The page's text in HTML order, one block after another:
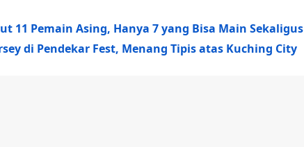
11 Pemain Asing, Hanya 7 yang Bisa Main Sekaligus
di Pendekar Fest, Menang Tipis atas Kuching City